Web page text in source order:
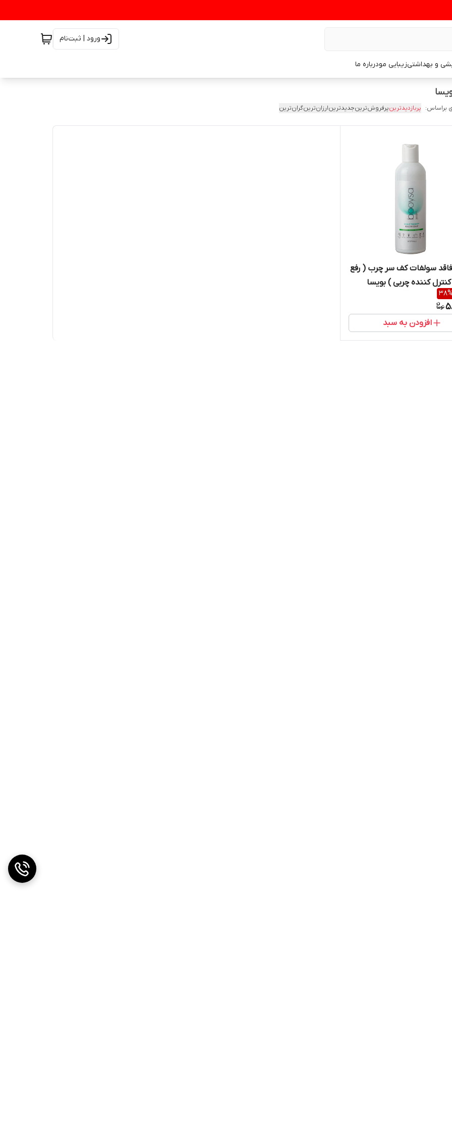
ورود | ثبت‌نام
و بهداشتیزیبایی مودرباره ما
براساس: پربازدیدترینپرفروش‌ترینجدیدترینارزان‌ترینگران‌ترین
سولفات کف سر چرب ( رفع
کننده چربی ) بویسا
38%
افزودن به سبد